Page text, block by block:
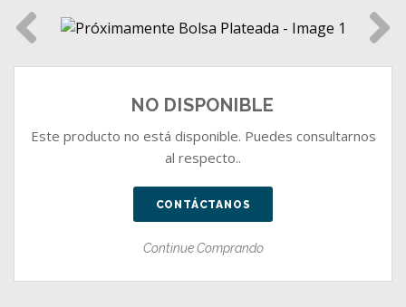
NO DISPONIBLE
Este producto no está disponible. Puedes consultarnos
al respecto..
CONTÁCTANOS
Continue Comprando